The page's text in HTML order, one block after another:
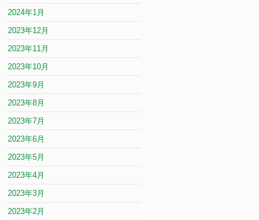
2024年1月
2023年12月
2023年11月
2023年10月
2023年9月
2023年8月
2023年7月
2023年6月
2023年5月
2023年4月
2023年3月
2023年2月